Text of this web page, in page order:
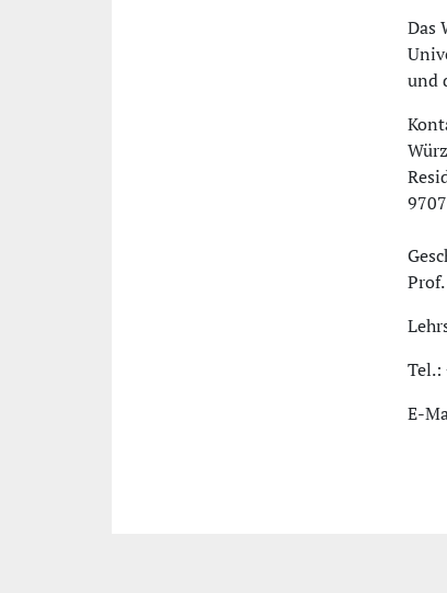
Das
und
Tel.:
E-